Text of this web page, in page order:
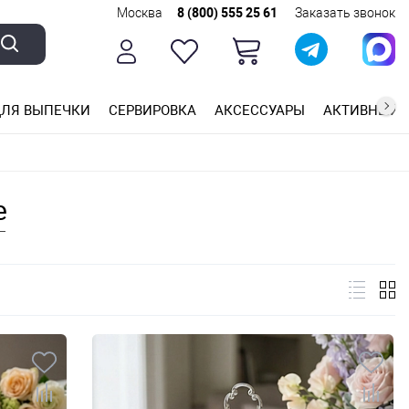
Москва 8 (800) 555 25 61 Заказать звонок
ВЫПЕЧКИ СЕРВИРОВКА АКСЕССУАРЫ АКТИВНЫЙ